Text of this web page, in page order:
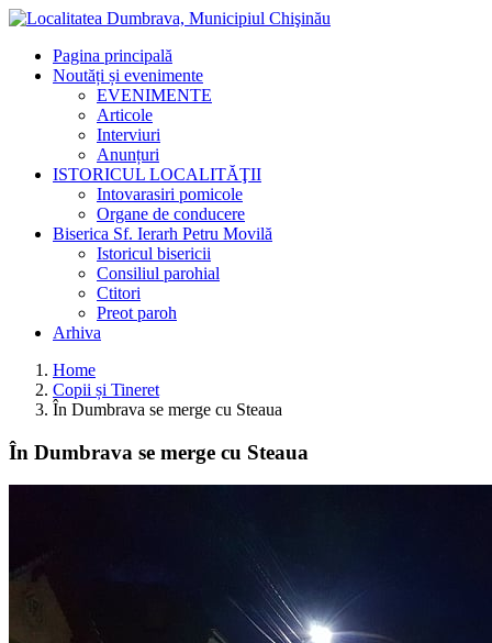
Pagina principală
Noutăți și evenimente
EVENIMENTE
Articole
Interviuri
Anunțuri
ISTORICUL LOCALITĂŢII
Intovarasiri pomicole
Organe de conducere
Biserica Sf. Ierarh Petru Movilă
Istoricul bisericii
Consiliul parohial
Ctitori
Preot paroh
Arhiva
Home
Copii și Tineret
În Dumbrava se merge cu Steaua
În Dumbrava se merge cu Steaua